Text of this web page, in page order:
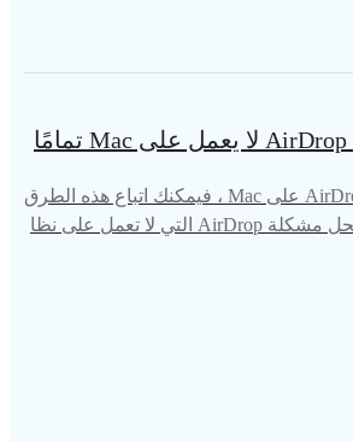
إذا وجدت خطأً في AirDrop على Mac ، فيمكنك اتباع هذه الطرق
العشر الأكثر فاعلية لحل مشكلة AirDrop التي لا تعمل على نظا